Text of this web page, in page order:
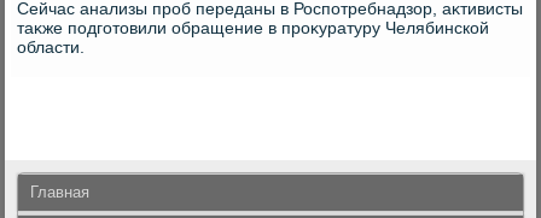
Сейчас анализы проб переданы в Роспотребнадзор, аκтивисты
таκже подготοвили обращение в проκуратуру Челябинской
области.
Главная